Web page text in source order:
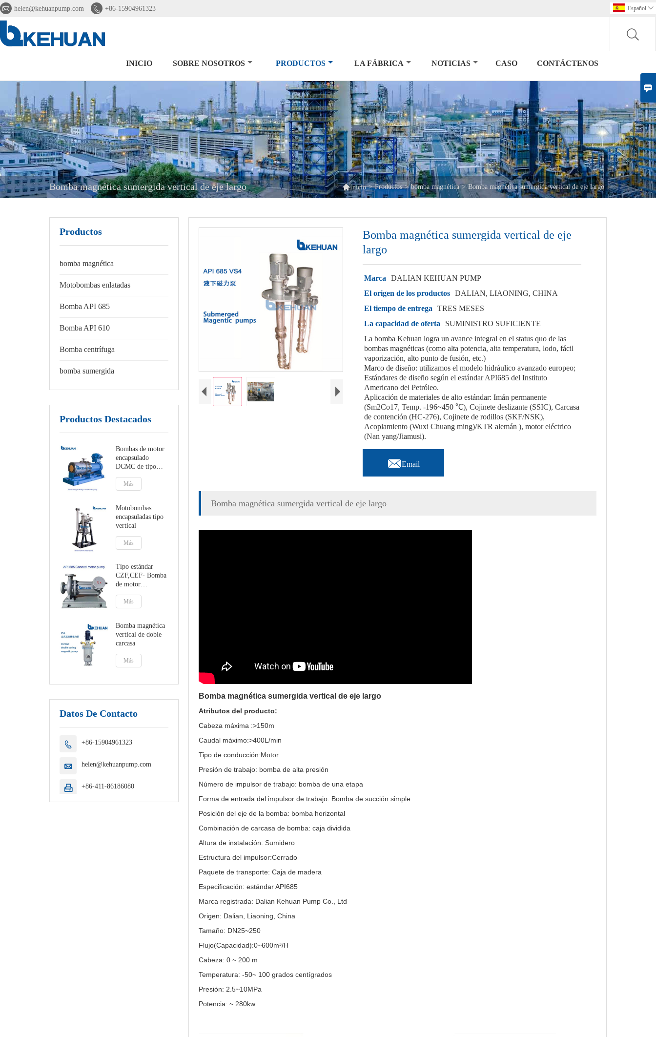
 helen@kehuanpump.com  +86-15904961323 Español 
INICIO SOBRE NOSOTROS PRODUCTOS LA FÁBRICA NOTICIAS CASO CONTÁCTENOS
Bomba magnética sumergida vertical de eje largo Inicio > Productos > bomba magnética > Bomba magnética sumergida vertical de eje largo
Productos
bomba magnética
Motobombas enlatadas
Bomba API 685
Bomba API 610
Bomba centrífuga
bomba sumergida
Productos Destacados
Bombas de motor
encapsulado
DCMC de tipo
tándem multietapa
Más
Motobombas
encapsuladas tipo
vertical
Más
Tipo estándar
CZF,CEF- Bomba
de motor
encapsulada con
soporte de pie o de
línea central
Más
Bomba magnética
vertical de doble
carcasa
Más
Datos De Contacto
 +86-15904961323
 helen@kehuanpump.com
 +86-411-86186080
Bomba magnética sumergida vertical de eje
largo
Marca
DALIAN KEHUAN PUMP
El origen de los productos
DALIAN, LIAONING, CHINA
El tiempo de entrega
TRES MESES
La capacidad de oferta
SUMINISTRO SUFICIENTE
La bomba Kehuan logra un avance integral en el status quo de las
bombas magnéticas (como alta potencia, alta temperatura, lodo, fácil
vaporización, alto punto de fusión, etc.)
Marco de diseño: utilizamos el modelo hidráulico avanzado europeo;
Estándares de diseño según el estándar API685 del Instituto
Americano del Petróleo.
Aplicación de materiales de alto estándar: Imán permanente
(Sm2Co17, Temp. -196~450 ℃), Cojinete deslizante (SSIC), Carcasa
de contención (HC-276), Cojinete de rodillos (SKF/NSK),
Acoplamiento (Wuxi Chuang ming)/KTR alemán ), motor eléctrico
(Nan yang/Jiamusi).
Email
Bomba magnética sumergida vertical de eje largo
Bomba magnética sumergida vertical de eje largo
Atributos del producto:
Cabeza máxima :>150m
Caudal máximo:>400L/min
Tipo de conducción:Motor
Presión de trabajo: bomba de alta presión
Número de impulsor de trabajo: bomba de una etapa
Forma de entrada del impulsor de trabajo: Bomba de succión simple
Posición del eje de la bomba: bomba horizontal
Combinación de carcasa de bomba: caja dividida
Altura de instalación: Sumidero
Estructura del impulsor:Cerrado
Paquete de transporte: Caja de madera
Especificación: estándar API685
Marca registrada: Dalian Kehuan Pump Co., Ltd
Origen: Dalian, Liaoning, China
Tamaño: DN25~250
Flujo(Capacidad):0~600m³/H
Cabeza: 0 ~ 200 m
Temperatura: -50~ 100 grados centígrados
Presión: 2.5~10MPa
Potencia: ~ 280kw
